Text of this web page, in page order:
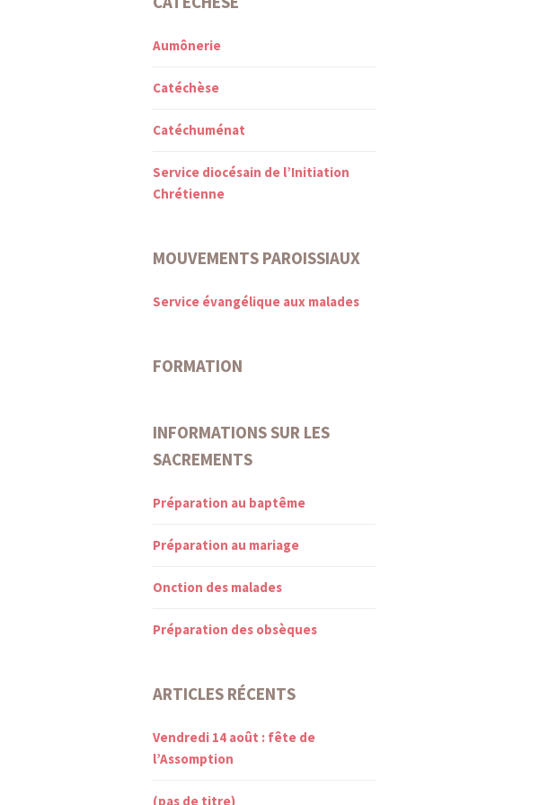
Aumônerie
Catéchèse
Catéchuménat
Service diocésain de l’Initiation
Chrétienne
MOUVEMENTS PAROISSIAUX
Service évangélique aux malades
FORMATION
INFORMATIONS SUR LES
SACREMENTS
Préparation au baptême
Préparation au mariage
Onction des malades
Préparation des obsèques
ARTICLES RÉCENTS
Vendredi 14 août : fête de
l’Assomption
(pas de titre)